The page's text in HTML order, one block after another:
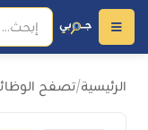
الرئيسية/تصفح